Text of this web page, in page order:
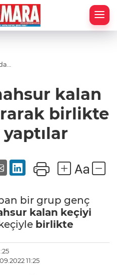
kalan
birlikte
bir grup genç
kalan keçiyi
birlikte
11:25